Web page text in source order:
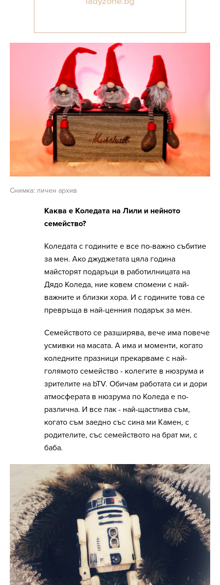
Снимка: личен архив
Каква е Коледата на Лили и нейното
семейство?
Коледата с годините е все по-важно събитие
за мен. Ако джуджетата цяла година
майсторят подаръци в работилницата на
Дядо Коледа, ние ковем спомени с най-
важните и близки хора. И с годините това се
превръща в най-ценния подарък за мен.
Семейството се разширява, вече има повече
усмивки на масата. А има и моменти, когато
коледните празници прекарваме с най-
голямото семейство - колегите в нюзрума и
зрителите на bTV. Обичам работата си и дори
атмосферата в нюзрума по Коледа е по-
различна. И все пак - най-щастлива съм,
когато съм заедно със сина ми Камен, с
родителите, със семейството на брат ми, с
баба.